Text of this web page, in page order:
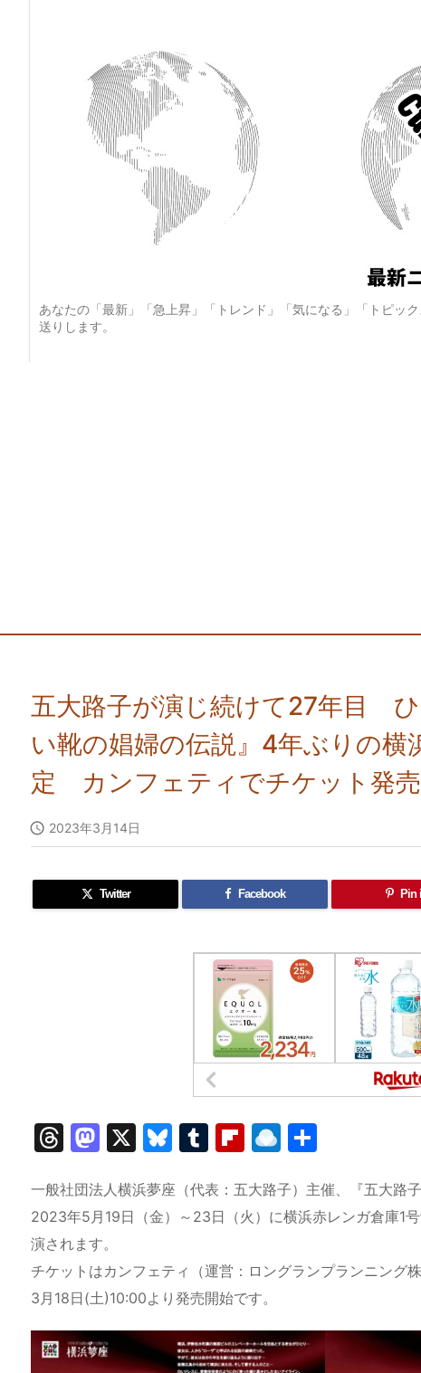
あなたの「最新」「急上昇」「トレンド」「気になる」「トピッ
送りします。
五大路子が演じ続けて27年目
い靴の娼婦の伝説』4年ぶりの横
定 カンフェティでチケット発売
 2023年3月14日
Twitter Facebook Pin
T
e
a
d
s
M
st
o
d
o
n
X
Bl
e
s
y
T
m
bl
Fl
b
o
d
R
n
dr
p.
一般社団法人横浜夢座（代表：五大路子）主催、『五大路
2023年5月19日（金）～23日（火）に横浜赤レンガ倉庫1
演されます。
チケットはカンフェティ（運営：ロングランプランニング
3月18日(土)10:00より発売開始です。